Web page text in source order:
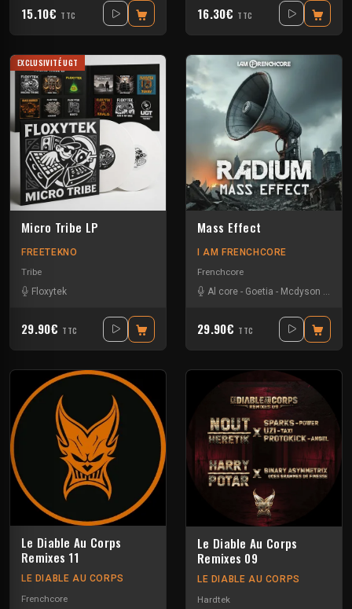
15.10€ TTC 16.30€ TTC
EXCLUSIVITÉ UGT
Micro Tribe LP
FREETEKNO
Tribe
Floxytek
29.90€ TTC
Mass Effect
I AM FRENCHCORE
Frenchcore
Al core - Goetia - Mcdyson
29.90€ TTC
Le Diable Au Corps
Remixes 11
LE DIABLE AU CORPS
Frenchcore
Le Diable Au Corps
Remixes 09
LE DIABLE AU CORPS
Hardtek